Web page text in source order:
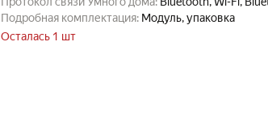
Подробная комплектация: Модуль, упаковка
Осталась 1 шт